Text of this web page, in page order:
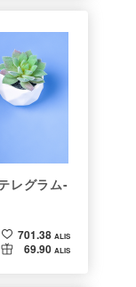
レグラム-
701.38 ALIS
69.90 ALIS